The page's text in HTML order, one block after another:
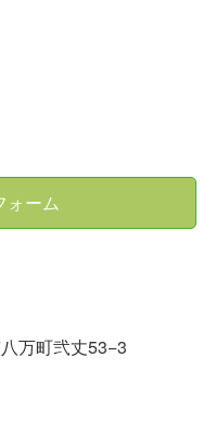
ォーム
万町弐丈53−3